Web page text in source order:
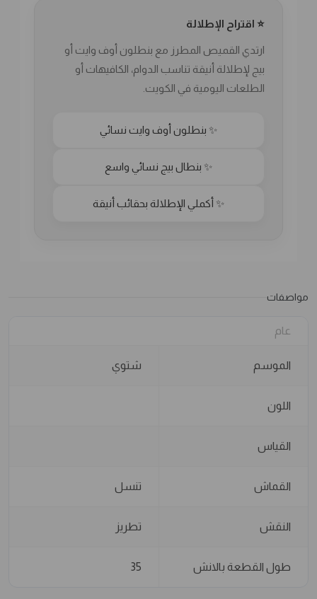
⭐ اقتراح الإطلالة
ارتدي القميص المطرز مع بنطلون أوف وايت أو
بيج لإطلالة أنيقة تناسب الدوام، الكافيهات أو
الطلعات اليومية في الكويت.
✨ بنطلون أوف وايت نسائي
✨ بنطال بيج نسائي واسع
✨ أكملي الإطلالة بحقائب أنيقة
مواصفات
عام
الموسم شتوي
اللون
القياس
القماش تنسل
النقش تطريز
طول القطعة بالانش 35